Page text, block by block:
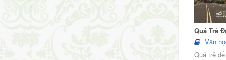
Quá Trẻ
Văn
Quá trẻ